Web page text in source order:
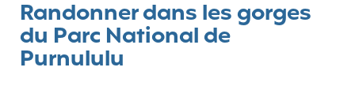
Randonner dans les gorges
du Parc National de
Purnululu